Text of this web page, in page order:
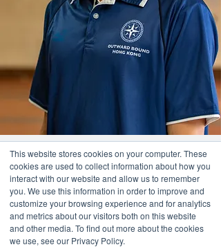
This website stores cookies on your computer. These
cookies are used to collect information about how you
interact with our website and allow us to remember
you. We use this information in order to improve and
customize your browsing experience and for analytics
and metrics about our visitors both on this website
and other media. To find out more about the cookies
we use, see our Privacy Policy.